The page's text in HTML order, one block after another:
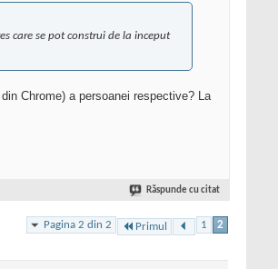
care se pot construi de la inceput
Chrome) a persoanei respective? La
Răspunde cu citat
Pagina 2 din 2 Primul 1 2